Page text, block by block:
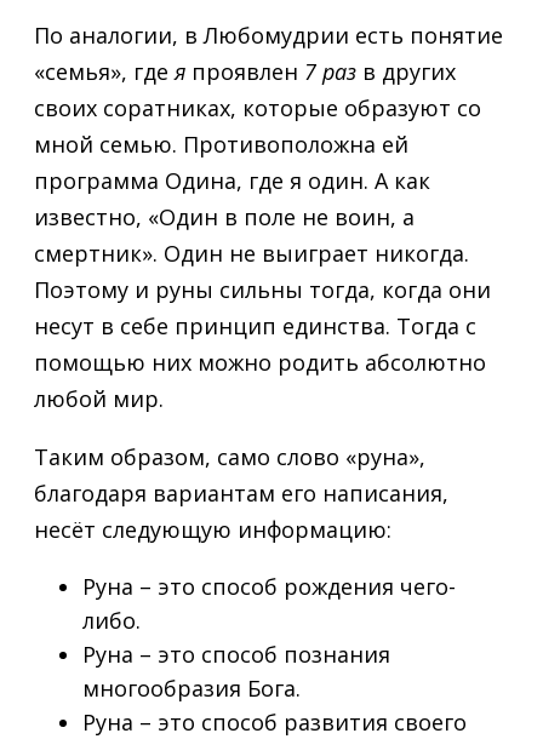
По аналогии, в Любомудрии есть понятие
«семья», гдея проявлен 7 раз в других
своих соратниках, которые образуют со
мной семью. Противоположна ей
программа Одина, где я один. А как
известно, «Один в поле не воин, а
смертник». Один не выиграет никогда.
Поэтому и руны сильны тогда, когда они
несут в себе принцип единства. Тогда с
помощью них можно родить абсолютно
любой мир.
Таким образом, само слово «руна»,
благодаря вариантам его написания,
несёт следующую информацию:
Руна – это способ рождения чего-
либо.
Руна – это способ познания
многообразия Бога.
Руна – это способ развития своего